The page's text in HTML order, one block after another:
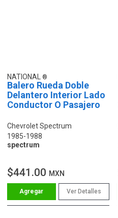
NATIONAL
Balero Rueda Doble
Delantero Interior Lado
Conductor O Pasajero
Chevrolet Spectrum
1985-1988
spectrum
$441.00 MXN
Ver Detalles